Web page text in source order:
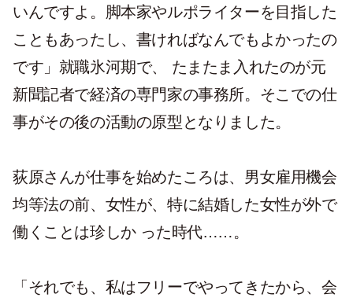
いんですよ。脚本家やルポライターを目指した
こともあったし、書ければなんでもよかったの
です」就職氷河期で、 たまたま入れたのが元
新聞記者で経済の専門家の事務所。そこでの仕
事がその後の活動の原型となりました。
荻原さんが仕事を始めたころは、男女雇用機会
均等法の前、女性が、特に結婚した女性が外で
働くことは珍しか った時代……。
「それでも、私はフリーでやってきたから、会